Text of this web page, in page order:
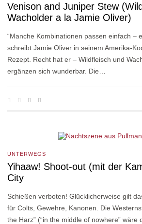
Venison and Juniper Stew
Wacholder a la Jamie Oliver)
“Manche Kombinationen passen einfach –
schreibt Jamie Oliver in seinem Amerika-
Rezept. Recht hat er – Wildfleisch und
ergänzen sich wunderbar. Die…
UNTERWEGS
Yihaaw! Shoot-out (mit der
City
Schießen verboten! Glücklicherweise gilt
für Colts, Gewehre, Kanonen. Die
the Harz” (“in the middle of nowhere” wäre